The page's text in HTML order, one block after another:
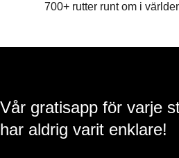
700+ rutter runt om i
Vår gratisapp för varje
har aldrig varit enklare!